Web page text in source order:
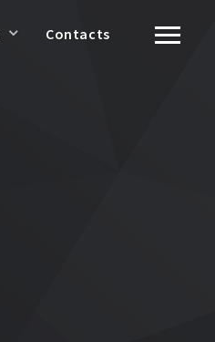
Contacts